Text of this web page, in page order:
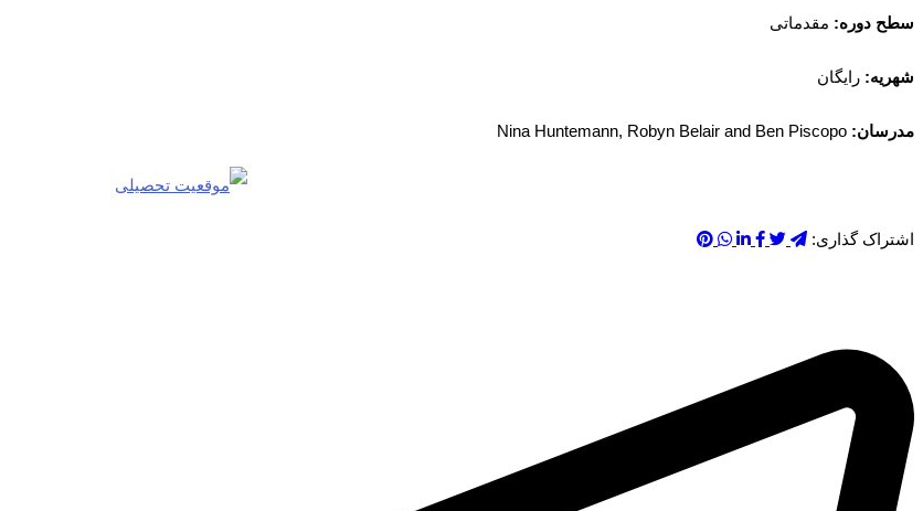
سطح دوره: مقدماتی
شهریه: رایگان
مدرسان:
اشتراک گذاری: